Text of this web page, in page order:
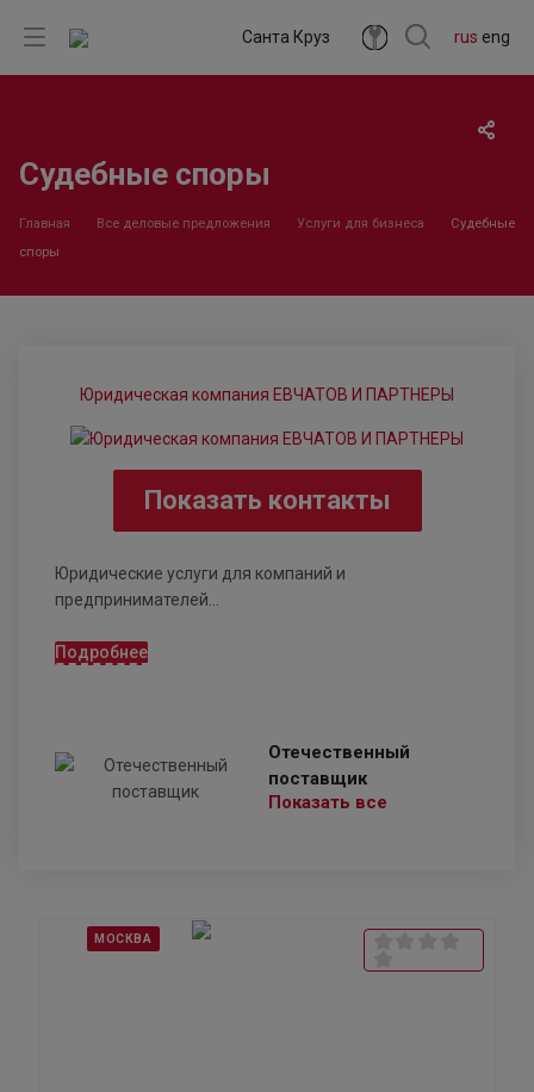
rus eng
Санта Круз
Судебные споры
Главная Все деловые предложения Услуги для бизнеса
Судебные
споры
Юридическая компания ЕВЧАТОВ И ПАРТНЕРЫ
Показать контакты
Юридические услуги для компаний и
предпринимателей...
Подробнее
Отечественный
поставщик
Показать все
МОСКВА